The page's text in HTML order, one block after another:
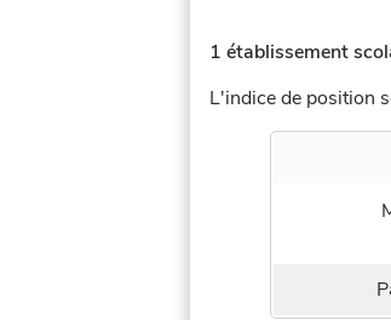
1 établissement
L'indice de position